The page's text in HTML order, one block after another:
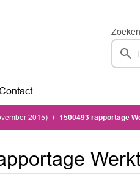
Zoeken
2015) 1500493 rapportage